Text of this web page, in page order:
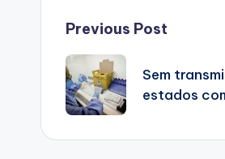
Post
navigation
Previous Post
Sem
estados